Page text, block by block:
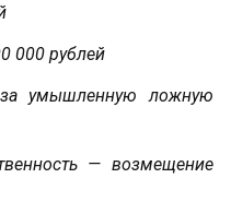
000 рублей
за умышленную ложную
— возмещение